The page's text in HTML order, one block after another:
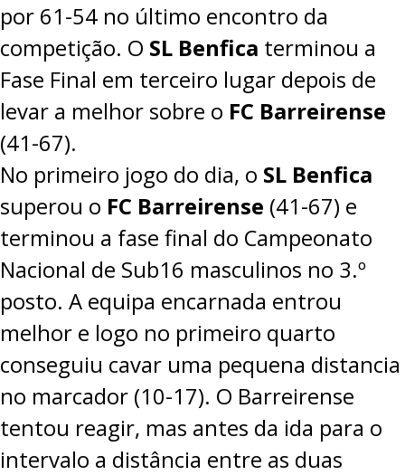
por 61-54 no último encontro da
competição. O SL Benfica terminou a
Fase Final em terceiro lugar depois de
levar a melhor sobre o FC Barreirense
(41-67).
No primeiro jogo do dia, o SL Benfica
superou o FC Barreirense (41-67) e
terminou a fase final do Campeonato
Nacional de Sub16 masculinos no 3.º
posto. A equipa encarnada entrou
melhor e logo no primeiro quarto
conseguiu cavar uma pequena distancia
no marcador (10-17). O Barreirense
tentou reagir, mas antes da ida para o
intervalo a distância entre as duas